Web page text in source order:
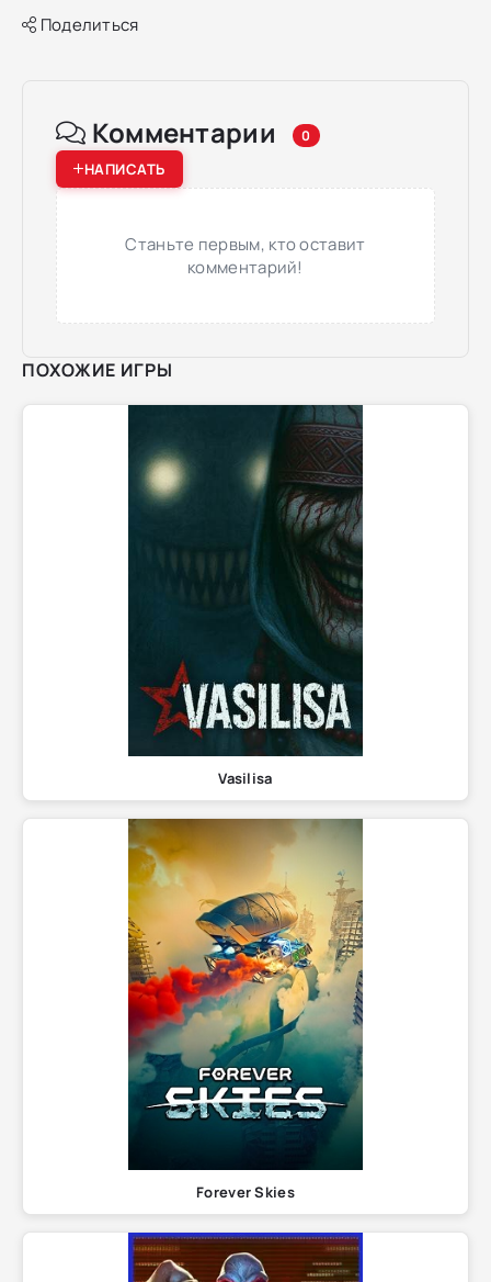
Поделиться
Комментарии 0
НАПИСАТЬ
Станьте первым, кто оставит
комментарий!
ПОХОЖИЕ ИГРЫ
Vasilisa
Forever Skies